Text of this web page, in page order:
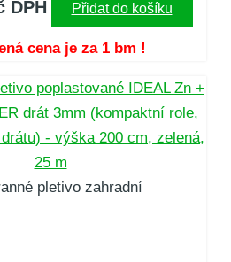
DPH Přidat do košíku
cena je za 1 bm !
pletivo zahradní